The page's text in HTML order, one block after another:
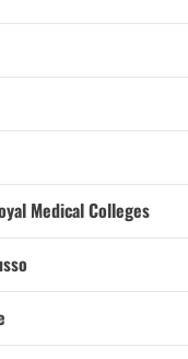
Medical Colleges